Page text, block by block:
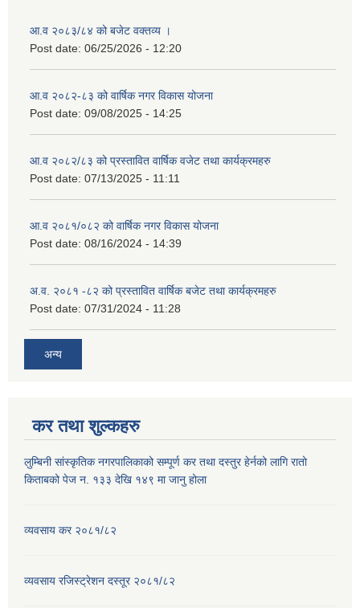
आ.व २०८३/८४ को बजेट वक्तव्य ।
Post date: 06/25/2026 - 12:20
आ.व २०८२-८३ को वार्षिक नगर विकास योजना
Post date: 09/08/2025 - 14:25
आ.व २०८२/८३ को प्रस्तावित वार्षिक वजेट तथा कार्यक्रमहरु
Post date: 07/13/2025 - 11:11
आ.व २०८१/०८२ को वार्षिक नगर विकास योजना
Post date: 08/16/2024 - 14:39
अ.व. २०८१ -८२ को प्रस्तावित वार्षिक बजेट तथा कार्यक्रमहरु
Post date: 07/31/2024 - 11:28
अन्य
कर तथा शुल्कहरु
लुम्बिनी सांस्कृतिक नगरपालिकाको सम्पूर्ण कर तथा दस्तुर हेर्नको लागि रातो
किताबको पेज न. १३३ देखि १४९ मा जानु होला
व्यवसाय कर २०८१/८२
व्यवसाय रजिस्ट्रेशन दस्तूर २०८१/८२